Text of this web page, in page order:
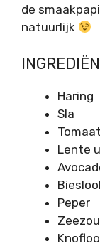
de
natuurlijk
Haring
Sla
Tomaat
Lente
Peper